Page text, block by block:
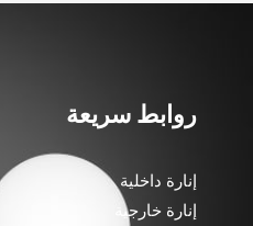
روابط سريعة
إنارة داخلية
إنارة خارجية